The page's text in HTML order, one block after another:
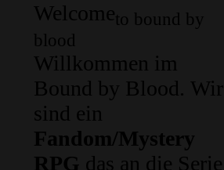
Welcometo bound by
blood
Willkommen im
Bound by Blood. Wir
sind ein
Fandom/Mystery
RPG das an die Serie